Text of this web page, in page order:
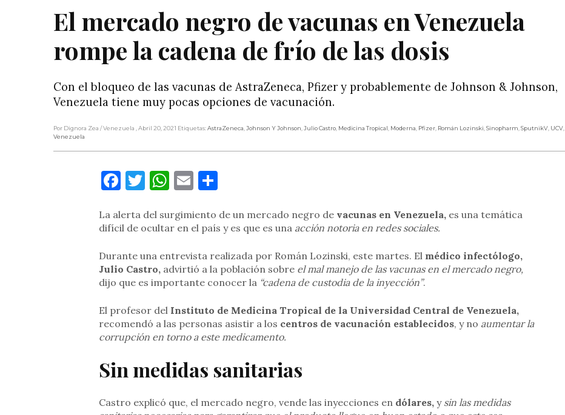
El mercado negro de vacunas en Venezuela
rompe la cadena de frío de las dosis
Con el bloqueo de las vacunas de AstraZeneca, Pfizer y probablemente de Johnson & Johnson,
Venezuela tiene muy pocas opciones de vacunación.
Por Dignora Zea / Venezuela , Abril 20, 2021 Etiquetas:AstraZeneca,Johnson Y Johnson,Julio Castro, Medicina Tropical, Moderna, Pfizer, Román Lozinski,Sinopharm,SputnikV, UCV,
Venezuela
Facebook
Twitter
WhatsApp
EmailCompartir
La alerta del surgimiento de un mercado negro de vacunas en Venezuela,es una temática
difícil de ocultar en el país y es que es una acción notoria en redes sociales.
Durante una entrevista realizada por Román Lozinski, este martes. El médico infectólogo,
Julio Castro,advirtió a la población sobre el mal manejo de las vacunas en el mercado negro,
dijo que es importante conocer la “cadena de custodia de la inyección”.
El profesor del Instituto de Medicina Tropical de la Universidad Central de Venezuela,
recomendó a las personas asistir a los centros de vacunación establecidos, y no aumentar la
corrupción en torno a este medicamento.
Sin medidas sanitarias
Castro explicó que, el mercado negro, vende las inyecciones en dólares,y sin las medidas